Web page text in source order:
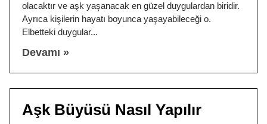
olacaktır ve aşk yaşanacak en güzel duygulardan biridir.
Ayrıca kişilerin hayatı boyunca yaşayabileceği o.
Elbetteki duygular
Devamı »
Aşk Büyüsü Nasıl Yapılır